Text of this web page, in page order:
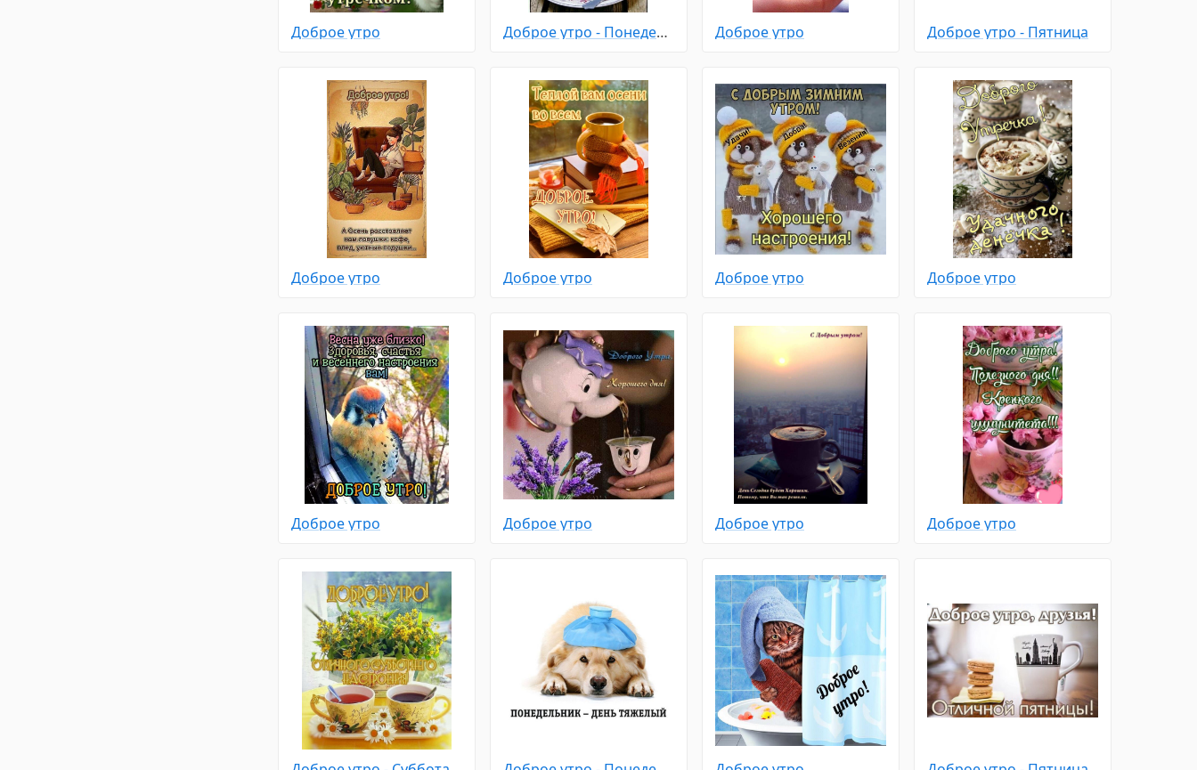
Доброе утро Доброе утро - Понедельник Доброе утро Доброе утро - Пятница
Доброе утро Доброе утро Доброе утро Доброе утро
Доброе утро Доброе утро Доброе утро Доброе утро